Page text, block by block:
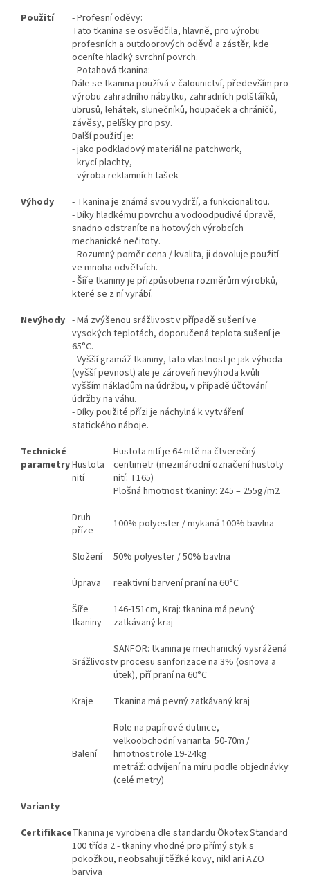
Použití
- Profesní oděvy:
Tato tkanina se osvědčila, hlavně, pro výrobu
profesních a outdoorových oděvů a zástěr, kde
oceníte hladký svrchní povrch.
- Potahová tkanina:
Dále se tkanina používá v čalounictví, především pro
výrobu zahradního nábytku, zahradních polštářků,
ubrusů, lehátek, slunečníků, houpaček a chráničů,
závěsy, pelíšky pro psy.
Další použití je:
- jako podkladový materiál na patchwork,
- krycí plachty,
- výroba reklamních tašek
Výhody
- Tkanina je známá svou vydrží, a funkcionalitou.
- Díky hladkému povrchu a vodoodpudivé úpravě,
snadno odstraníte na hotových výrobcích
mechanické nečitoty.
- Rozumný poměr cena / kvalita, ji dovoluje použití
ve mnoha odvětvích.
- Šíře tkaniny je přizpůsobena rozměrům výrobků,
které se z ní vyrábí.
Nevýhody - Má zvýšenou srážlivost v případě sušení ve
vysokých teplotách, doporučená teplota sušení je
65°C.
- Vyšší gramáž tkaniny, tato vlastnost je jak výhoda
(vyšší pevnost) ale je zároveň nevýhoda kvůli
vyšším nákladům na údržbu, v případě účtování
údržby na váhu.
- Díky použité přízi je náchylná k vytváření
statického náboje.
Technické
parametryHustota
nití
Hustota nití je 64 nitě na čtverečný
centimetr (mezinárodní označení hustoty
nití: T165)
Plošná hmotnost tkaniny: 245 – 255g/m2
Druh
příze
100% polyester / mykaná 100% bavlna
Složení
50% polyester / 50% bavlna
Úprava
reaktivní barvení praní na 60°C
Šíře
tkaniny
146-151cm, Kraj: tkanina má pevný
zatkávaný kraj
Srážlivost
SANFOR: tkanina je mechanický vysrážená
v procesu sanforizace na 3% (osnova a
útek), pří praní na 60°C
Kraje
Tkanina má pevný zatkávaný kraj
Balení
Role na papírové dutince,
velkoobchodní varianta 50-70m /
hmotnost role 19-24kg
metráž: odvíjení na míru podle objednávky
(celé metry)
Varianty
CertifikaceTkanina je vyrobena dle standardu Ökotex Standard
100 třída 2 - tkaniny vhodné pro přímý styk s
pokožkou, neobsahují těžké kovy, nikl ani AZO
barviva